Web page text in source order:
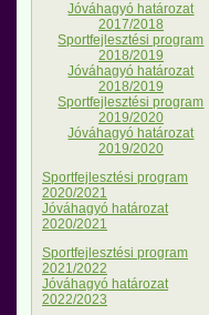
Jóváhagyó határozat
2017/2018
Sportfejlesztési program
2018/2019
Jóváhagyó határozat
2018/2019
Sportfejlesztési program
2019/2020
Jóváhagyó határozat
2019/2020
Sportfejlesztési program
2020/2021
Jóváhagyó határozat
2020/2021
Sportfejlesztési program
2021/2022
Jóváhagyó határozat
2022/2023